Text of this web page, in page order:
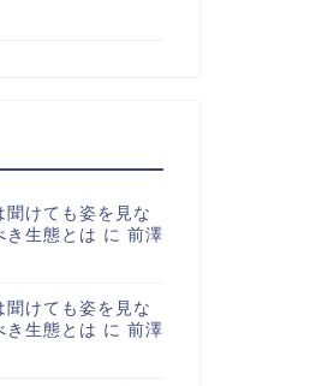
聞けても姿を見な
き生態とは に 前澤
聞けても姿を見な
き生態とは に 前澤